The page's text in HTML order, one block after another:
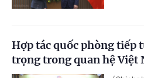
Hợp tác quốc phòng tiếp
trọng trong quan hệ Việt